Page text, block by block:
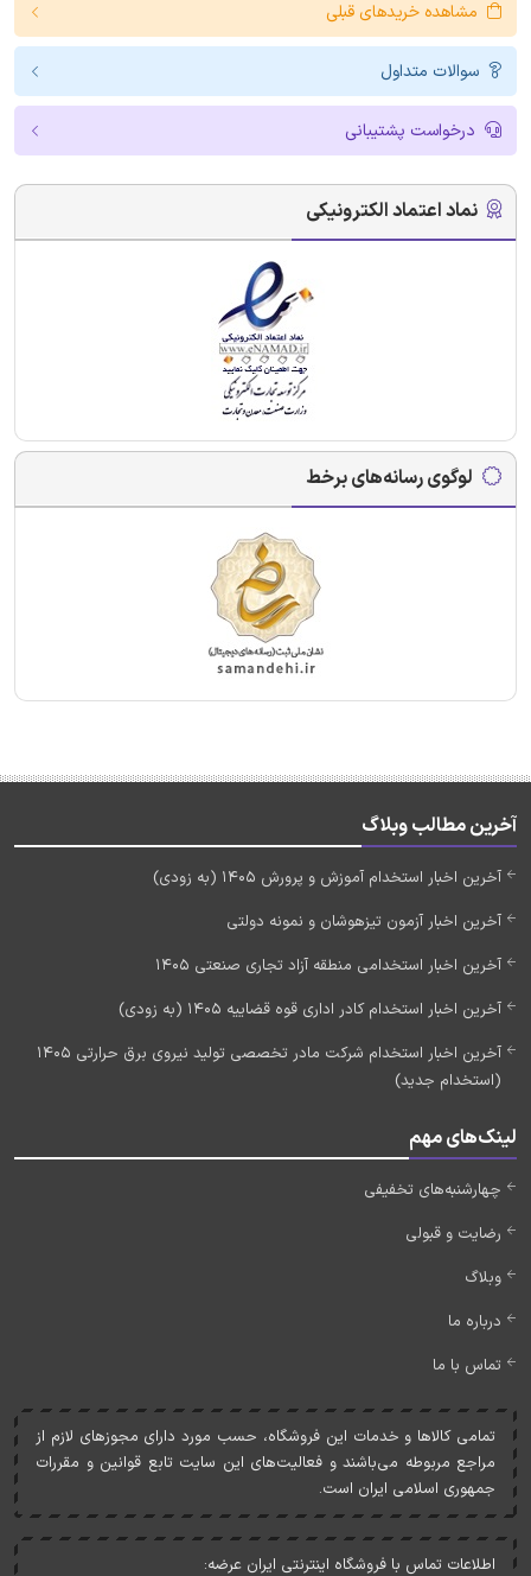
مشاهده خریدهای قبلی
سوالات متداول
درخواست پشتیبانی
نماد اعتماد الکترونیکی
لوگوی رسانه‌های برخط
آخرین مطالب وبلاگ
آخرین اخبار استخدام آموزش و پرورش 1405 (به زودی)
آخرین اخبار آزمون تیزهوشان و نمونه دولتی
آخرین اخبار استخدامی منطقه آزاد تجاری صنعتی 1405
آخرین اخبار استخدام کادر اداری قوه قضاییه 1405 (به زودی)
آخرین اخبار استخدام شرکت مادر تخصصی تولید نیروی برق حرارتی 1405
(استخدام جدید)
لینک‌های مهم
چهارشنبه‌های تخفیفی
رضایت و قبولی
وبلاگ
درباره ما
تماس با ما
تمامی کالاها و خدمات اين فروشگاه، حسب مورد دارای مجوزهای لازم از
مراجع مربوطه می‌باشند و فعاليت‌های اين سايت تابع قوانين و مقررات
جمهوری اسلامی ايران است.
اطلاعات تماس با فروشگاه اینترنتی ایران عرضه: